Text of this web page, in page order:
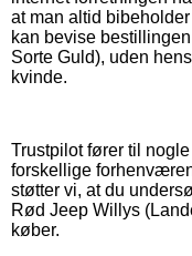
at man altid
kan bevise
Sorte Guld), uden
kvinde.
Trustpilot fører til
forskellige
støtter vi, at du
Rød Jeep Willys
køber.